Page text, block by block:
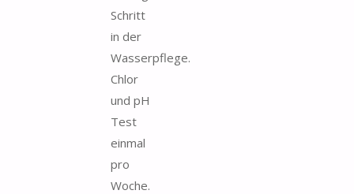
Schritt
in der
Wasserpflege.
Chlor
und pH
Test
einmal
pro
Woche.